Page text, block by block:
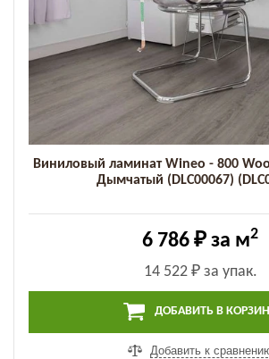
Виниловый ламинат Wineo - 800
Дымчатый (DLC00067)
6 786 ₽ за м2
14 522 ₽за упак.
ДОБАВИТЬ В
Добавить к